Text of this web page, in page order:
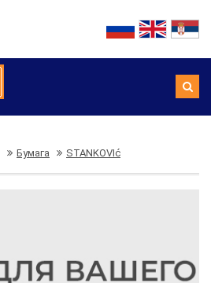
Бумага STANKOVIć